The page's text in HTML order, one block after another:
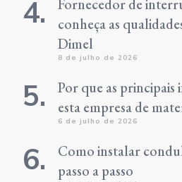
Fornecedor de
conheça as
Dimel
8 de julho de 2026
Por que as principais
esta empresa de
6 de julho de 2026
Como instalar
passo a passo